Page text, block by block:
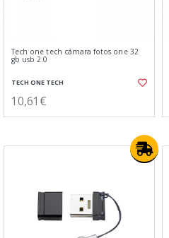
Tech one tech cámara fotos one 32
gb usb 2.0
TECH ONE TECH
10,61€